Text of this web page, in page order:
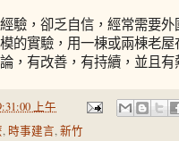
驗，卻乏自信，經常需要
的實驗，用一棟或兩棟老
，有改善，有持續，並且
上午
, 時事建言,新竹